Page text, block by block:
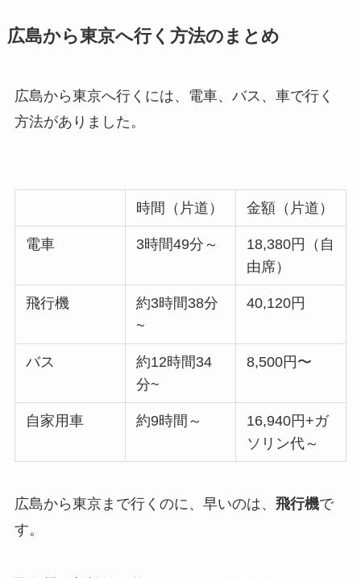
広島から東京へ行く方法のまとめ
広島から東京へ行くには、電車、バス、車で行く
方法がありました。
時間（片道） 金額（片道）
電車 3時間49分～
18,380円（自
由席）
飛行機
約3時間38分
~
40,120円
バス
約12時間34
分~
8,500円〜
自家用車 約9時間～
16,940円+ガ
ソリン代～
広島から東京まで行くのに、早いのは、 飛行機で
す。